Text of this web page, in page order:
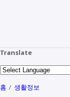
Translate
홈
생활정보